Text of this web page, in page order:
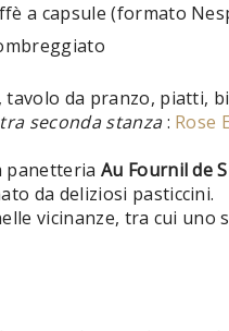
a capsule (formato
da pranzo, piatti,
seconda stanza: Rose
panetteria Au Fournil de
da deliziosi pasticcini.
vicinanze, tra cui